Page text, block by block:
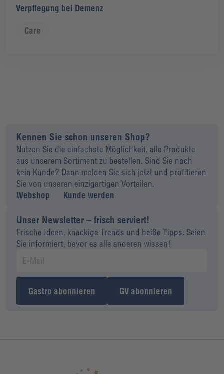
Verpflegung bei Demenz
Care
Kennen Sie schon unseren Shop?
Nutzen Sie die einfachste Möglichkeit, alle Produkte
aus unserem Sortiment zu bestellen. Sind Sie noch
kein Kunde? Dann melden Sie sich jetzt und profitieren
Sie von unseren einzigartigen Vorteilen.
Webshop
Kunde werden
Unser Newsletter – frisch serviert!
Frische Ideen, knackige Trends und heiße Tipps. Seien
Sie informiert, bevor es alle anderen wissen!
Gastro abonnieren GV abonnieren